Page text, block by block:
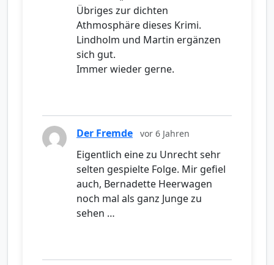
Übriges zur dichten
Athmosphäre dieses Krimi.
Lindholm und Martin ergänzen
sich gut.
Immer wieder gerne.
Der Fremde vor 6 Jahren
Eigentlich eine zu Unrecht sehr
selten gespielte Folge. Mir gefiel
auch, Bernadette Heerwagen
noch mal als ganz Junge zu
sehen …